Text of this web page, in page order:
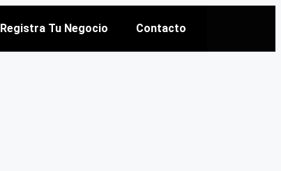
Registra Tu Negocio Contacto